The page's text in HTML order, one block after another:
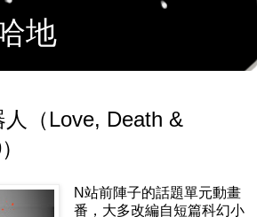
地
（Love, Death &
N站前陣子的話題單元動畫
番，大多改編自短篇科幻小